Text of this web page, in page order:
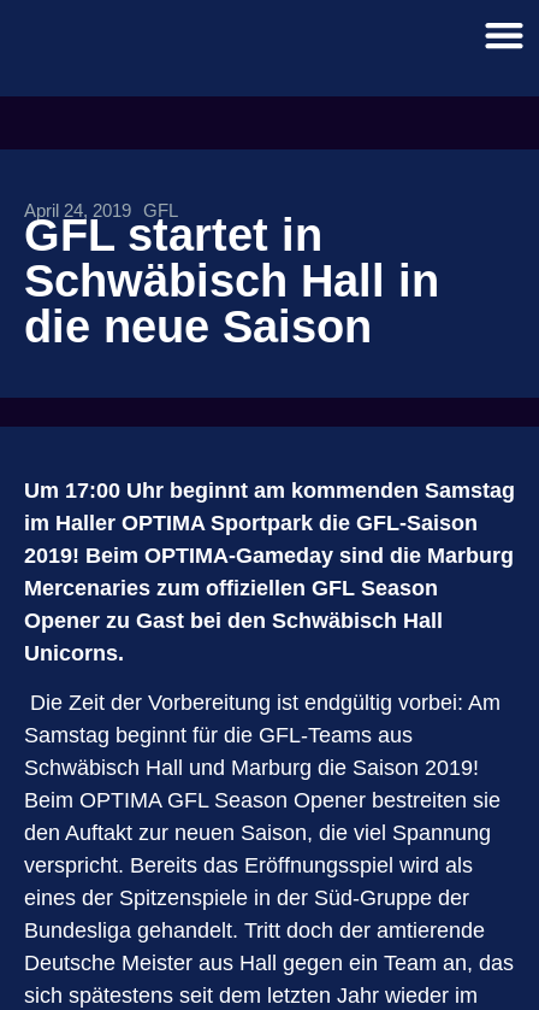
April 24, 2019 GFL
GFL startet in
Schwäbisch Hall in
die neue Saison
Um 17:00 Uhr beginnt am kommenden Samstag
im Haller OPTIMA Sportpark die GFL-Saison
2019! Beim OPTIMA-Gameday sind die Marburg
Mercenaries zum offiziellen GFL Season
Opener zu Gast bei den Schwäbisch Hall
Unicorns.
Die Zeit der Vorbereitung ist endgültig vorbei: Am
Samstag beginnt für die GFL-Teams aus
Schwäbisch Hall und Marburg die Saison 2019!
Beim OPTIMA GFL Season Opener bestreiten sie
den Auftakt zur neuen Saison, die viel Spannung
verspricht. Bereits das Eröffnungsspiel wird als
eines der Spitzenspiele in der Süd-Gruppe der
Bundesliga gehandelt. Tritt doch der amtierende
Deutsche Meister aus Hall gegen ein Team an, das
sich spätestens seit dem letzten Jahr wieder im